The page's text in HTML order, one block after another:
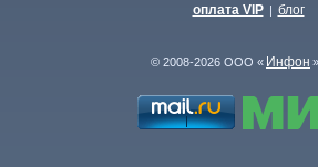
оплата VIP | блог
© 2008-2026 ООО « Инфон »